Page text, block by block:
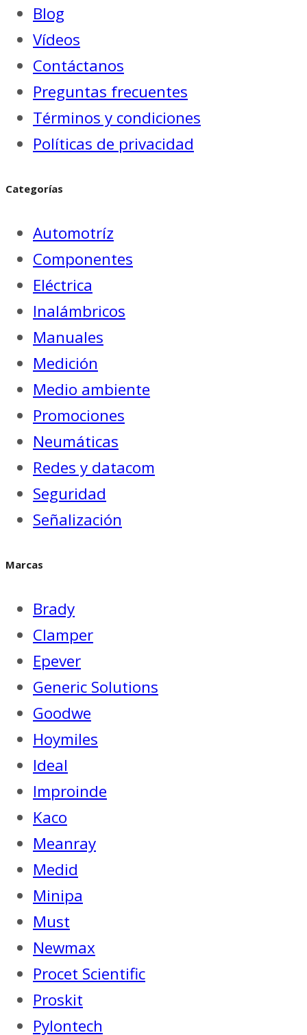
Blog
Vídeos
Contáctanos
Preguntas frecuentes
Términos y condiciones
Políticas de privacidad
Categorías
Automotríz
Componentes
Eléctrica
Inalámbricos
Manuales
Medición
Medio ambiente
Promociones
Neumáticas
Redes y datacom
Seguridad
Señalización
Marcas
Brady
Clamper
Epever
Generic Solutions
Goodwe
Hoymiles
Ideal
Improinde
Kaco
Meanray
Medid
Minipa
Must
Newmax
Procet Scientific
Proskit
Pylontech